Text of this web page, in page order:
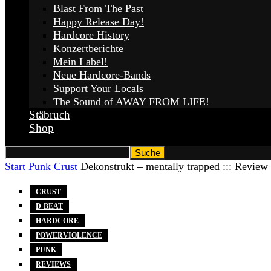
Blast From The Past
Happy Release Day!
Hardcore History
Konzertberichte
Mein Label!
Neue Hardcore-Bands
Support Your Locals
The Sound of AWAY FROM LIFE!
Stäbruch
Shop
Start Punk Crust Dekonstrukt – mentally trapped ::: Review
CRUST
D-BEAT
HARDCORE
POWERVIOLENCE
PUNK
REVIEWS